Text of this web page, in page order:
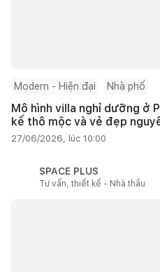
Modern - Hiện đại Nhà phố
Mô hình villa nghỉ dưỡng ở
kế thô mộc và vẻ đẹp
27/06/2026, lúc 10:00
SPACE PLUS
Tư vấn, thiết kế - Nhà thầu